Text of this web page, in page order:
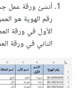
أنشئ ورقة عمل
رقم الهوية هو
الثاني في ورقة